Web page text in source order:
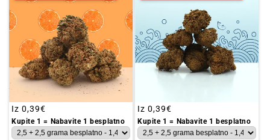
Redovna
cijena
Iz 0,39€
Kupite 1 = Nabavite 1 besplatno
Redovna
cijena
Iz 0,39€
Kupite 1 = Nabavite 1 besplatno